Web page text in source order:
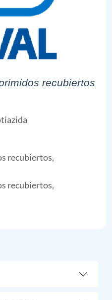
recubiertos
recubiertos,
recubiertos,